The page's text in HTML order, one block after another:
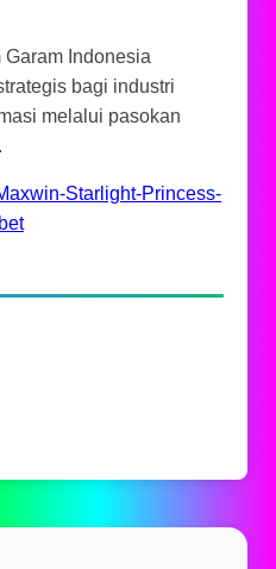
Garam Indonesia
bagi industri
melalui pasokan
Starlight-Princess-